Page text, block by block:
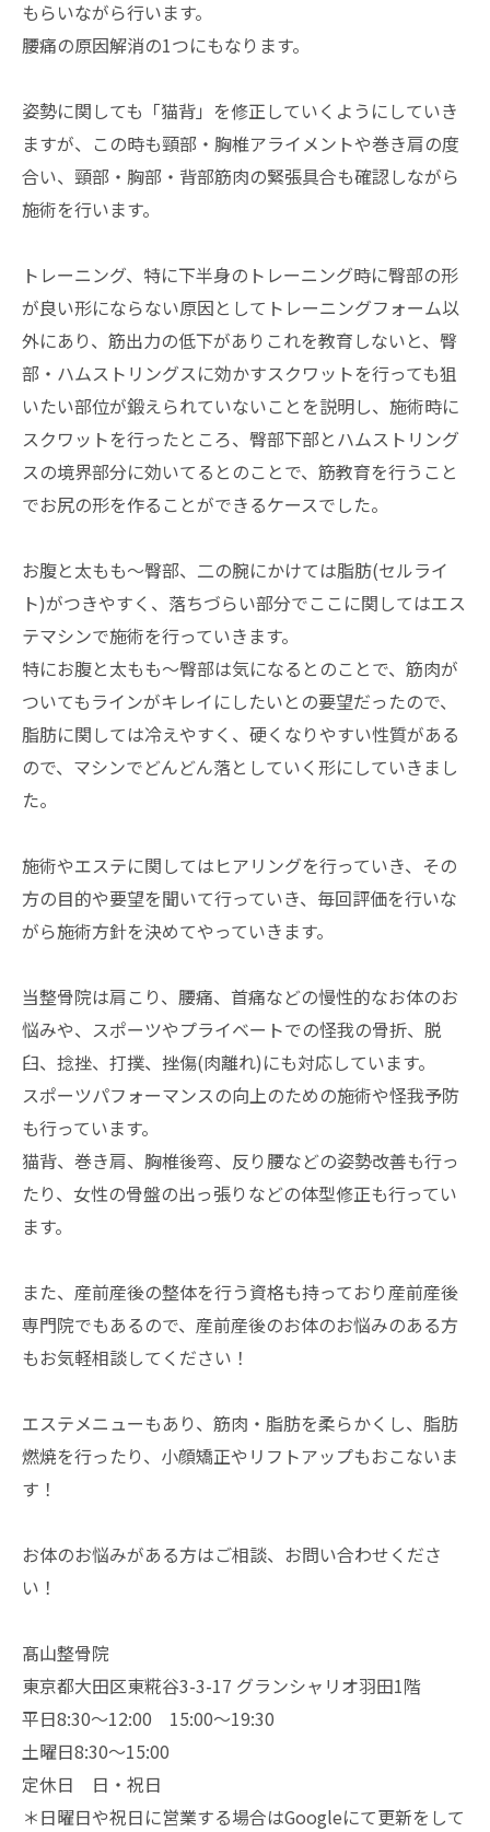
もらいながら行います。
腰痛の原因解消の1つにもなります。
姿勢に関しても「猫背」を修正していくようにしていき
ますが、この時も頸部・胸椎アライメントや巻き肩の度
合い、頸部・胸部・背部筋肉の緊張具合も確認しながら
施術を行います。
トレーニング、特に下半身のトレーニング時に臀部の形
が良い形にならない原因としてトレーニングフォーム以
外にあり、筋出力の低下がありこれを教育しないと、臀
部・ハムストリングスに効かすスクワットを行っても狙
いたい部位が鍛えられていないことを説明し、施術時に
スクワットを行ったところ、臀部下部とハムストリング
スの境界部分に効いてるとのことで、筋教育を行うこと
でお尻の形を作ることができるケースでした。
お腹と太もも～臀部、二の腕にかけては脂肪(セルライ
ト)がつきやすく、落ちづらい部分でここに関してはエス
テマシンで施術を行っていきます。
特にお腹と太もも～臀部は気になるとのことで、筋肉が
ついてもラインがキレイにしたいとの要望だったので、
脂肪に関しては冷えやすく、硬くなりやすい性質がある
ので、マシンでどんどん落としていく形にしていきまし
た。
施術やエステに関してはヒアリングを行っていき、その
方の目的や要望を聞いて行っていき、毎回評価を行いな
がら施術方針を決めてやっていきます。
当整骨院は肩こり、腰痛、首痛などの慢性的なお体のお
悩みや、スポーツやプライベートでの怪我の骨折、脱
臼、捻挫、打撲、挫傷(肉離れ)にも対応しています。
スポーツパフォーマンスの向上のための施術や怪我予防
も行っています。
猫背、巻き肩、胸椎後弯、反り腰などの姿勢改善も行っ
たり、女性の骨盤の出っ張りなどの体型修正も行ってい
ます。
また、産前産後の整体を行う資格も持っており産前産後
専門院でもあるので、産前産後のお体のお悩みのある方
もお気軽相談してください！
エステメニューもあり、筋肉・脂肪を柔らかくし、脂肪
燃焼を行ったり、小顔矯正やリフトアップもおこないま
す！
お体のお悩みがある方はご相談、お問い合わせくださ
い！
髙山整骨院
東京都大田区東糀谷3-3-17 グランシャリオ羽田1階
平日8:30～12:00 15:00～19:30
土曜日8:30～15:00
定休日 日・祝日
＊日曜日や祝日に営業する場合はGoogleにて更新をして